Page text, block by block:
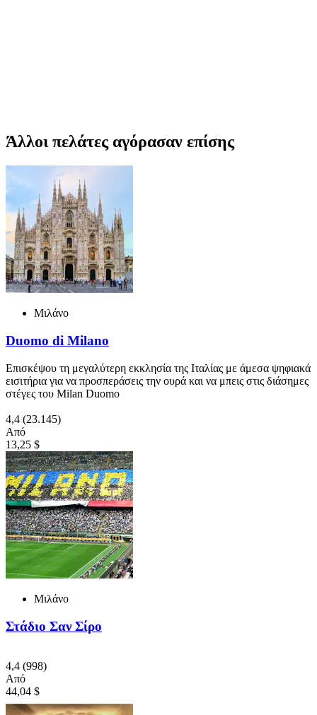
Άλλοι πελάτες αγόρασαν επίσης
Μιλάνο
Duomo di Milano
Επισκέψου τη μεγαλύτερη εκκλησία της Ιταλίας με άμεσα ψηφιακά
εισιτήρια για να προσπεράσεις την ουρά και να μπεις στις διάσημες
στέγες του Milan Duomo
4,4 (23.145)
Από
13,25 $
Μιλάνο
Στάδιο Σαν Σίρο
4,4 (998)
Από
44,04 $